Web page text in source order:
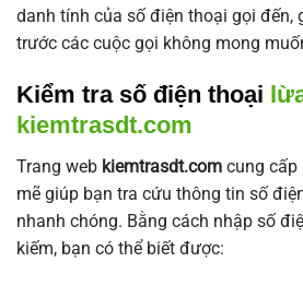
danh tính của số điện thoại gọi đến,
trước các cuộc gọi không mong
Kiểm tra số điện thoại
kiemtrasdt.com
Trang web kiemtrasdt.com cung cấp
mẽ giúp bạn tra cứu thông tin số
nhanh chóng. Bằng cách nhập số
kiếm, bạn có thể biết được: